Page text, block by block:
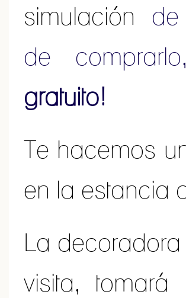
simulación
de
gratuito!
Te hacemos
en la estancia
La
visita,